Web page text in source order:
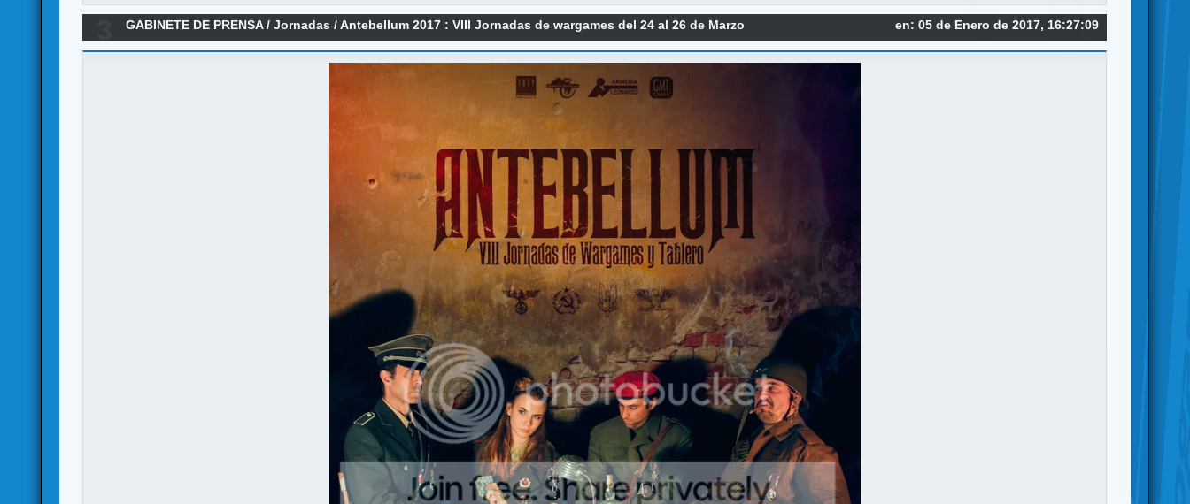
en: 05 de Enero de 2017, 16:27:09
GABINETE DE PRENSA/Jornadas /Antebellum 2017 : VIII Jornadas de wargames del 24 al 26 de Marzo